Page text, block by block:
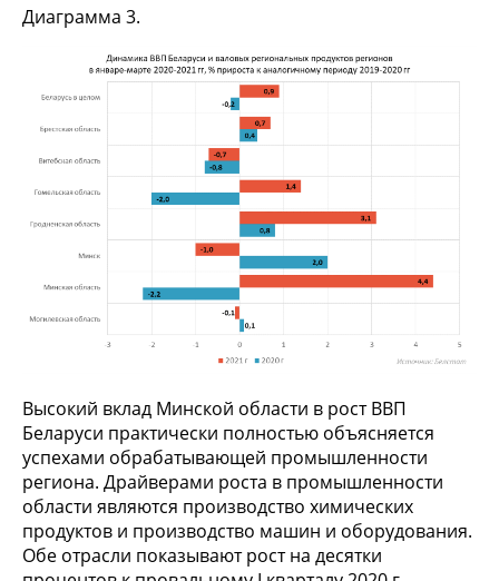
Диаграмма 3.
Высокий вклад Минской области в рост ВВП
Беларуси практически полностью объясняется
успехами обрабатывающей промышленности
региона. Драйверами роста в промышленности
области являются производство химических
продуктов и производство машин и оборудования.
Обе отрасли показывают рост на десятки